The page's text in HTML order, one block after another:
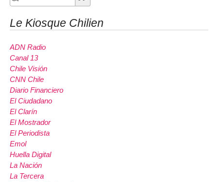
Le Kiosque Chilien
ADN Radio
Canal 13
Chile Visión
CNN Chile
Diario Financiero
El Ciudadano
El Clarín
El Mostrador
El Periodista
Emol
Huella Digital
La Nación
La Tercera